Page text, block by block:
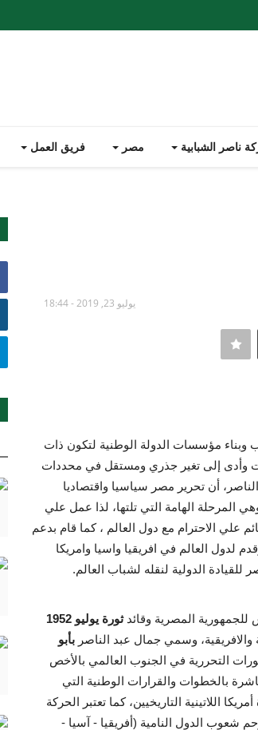
ناصر الشبابية مصر فريق العمل
يوليو 23, 2019 - 18:44
وبناء مؤسسات الدولة الوطنية لتكون ذات
وأدى إلى تغير جذري ومستقل في محددات
أن تحرير مصر سياسيا واقتصاديا
المرحلة الهامة التي تلتها، لذا عمل علي
علي الاحترام مع دول العالم ، كما قام بدعم
لدول العالم في افريقيا واسيا وامريكا
للقيادة الدولية لنقله لشباب العالم.
المصرية وقائدثورة يوليو 1952
والافريقية، وسمي جمال عبد الناصر بأبو
التحررية في الجنوب العالمي بالأخص
بالخطوات والقرارات الوطنية التي
اللاتينية التاريخيين، كما تعتبر الحركة
الدول النامية (أفريقيا - آسيا -